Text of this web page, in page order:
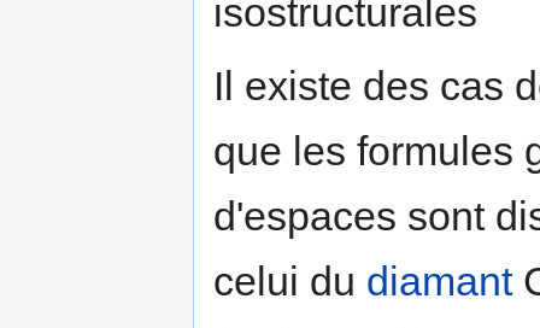
isostructurales
Il existe des cas
que les formules
d'espaces sont
celui du diamant